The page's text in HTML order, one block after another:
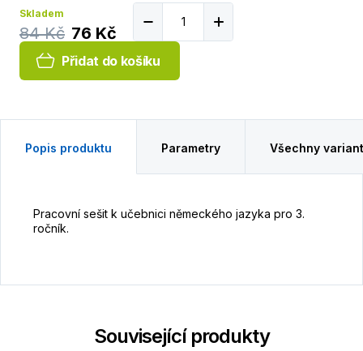
Skladem
84 Kč 76 Kč
Přidat do košíku
Popis produktu Parametry Všechny
Pracovní sešit k učebnici německého jazyka pro 3.
ročník.
Související produkty